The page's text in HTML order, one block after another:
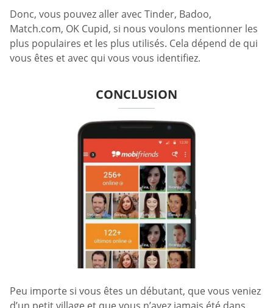
Donc, vous pouvez aller avec Tinder, Badoo,
Match.com, OK Cupid, si nous voulons mentionner les
plus populaires et les plus utilisés. Cela dépend de qui
vous êtes et avec qui vous vous identifiez.
CONCLUSION
Peu importe si vous êtes un débutant, que vous veniez